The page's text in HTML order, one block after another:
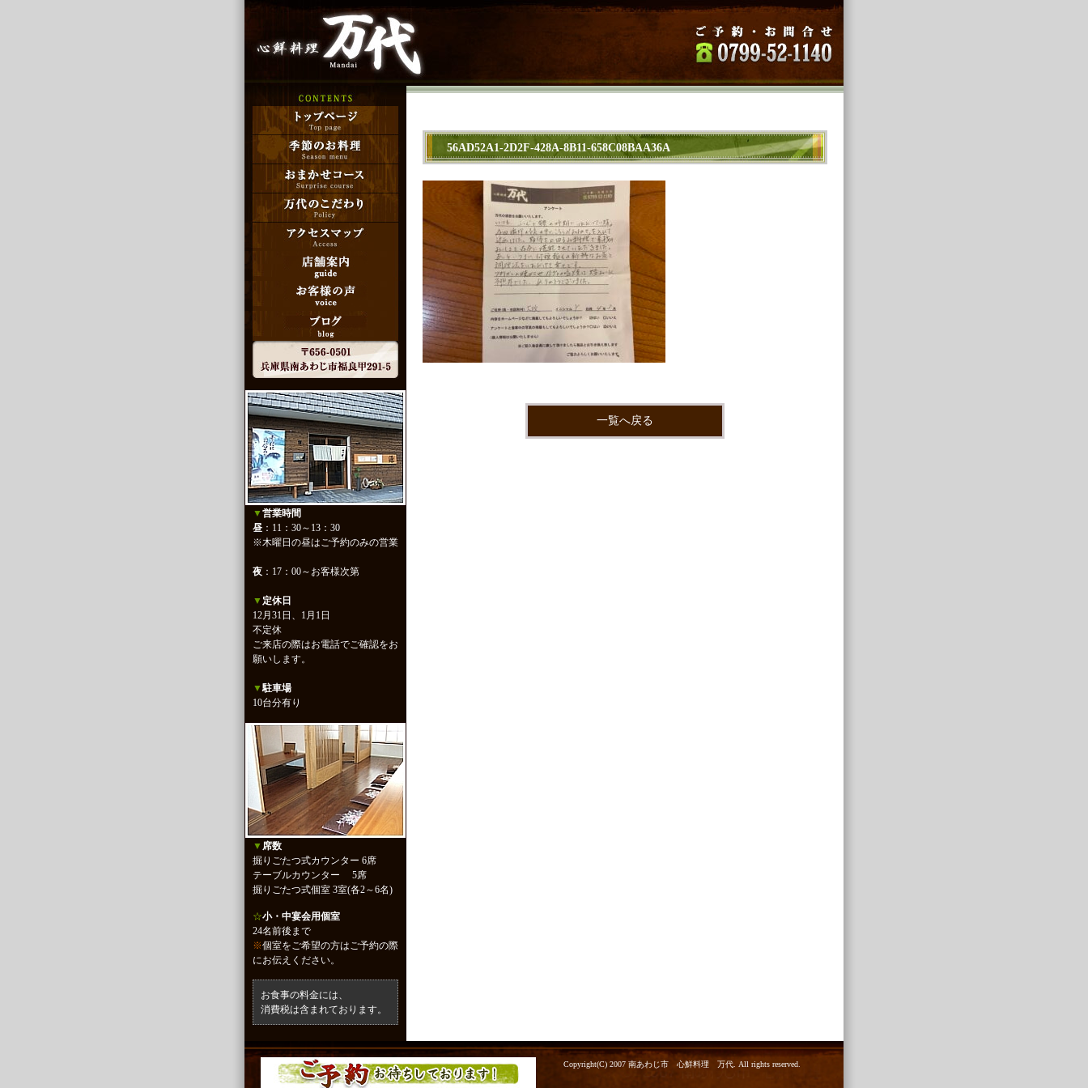
▼営業時間
昼 ：11：30～13：30
※木曜日の昼はご予約のみの営業
夜 ：17：00～お客様次第
▼ 定休日
12月31日、1月1日
不定休
ご来店の際はお電話でご確認をお
願いします。
▼駐車場
10台分有り
▼ 席数
掘りごたつ式カウンター 6席
テーブルカウンター 5席
掘りごたつ式個室 3室(各2～6名)
☆小・中宴会用個室
24名前後まで
※個室をご希望の方はご予約の際
にお伝えください。
お食事の料金には、
消費税は含まれております。
56AD52A1-2D2F-428A-8B11-658C08BAA36A
一覧へ戻る
Copyright(C) 2007 南あわじ市 心鮮料理 万代. All rights reserved.